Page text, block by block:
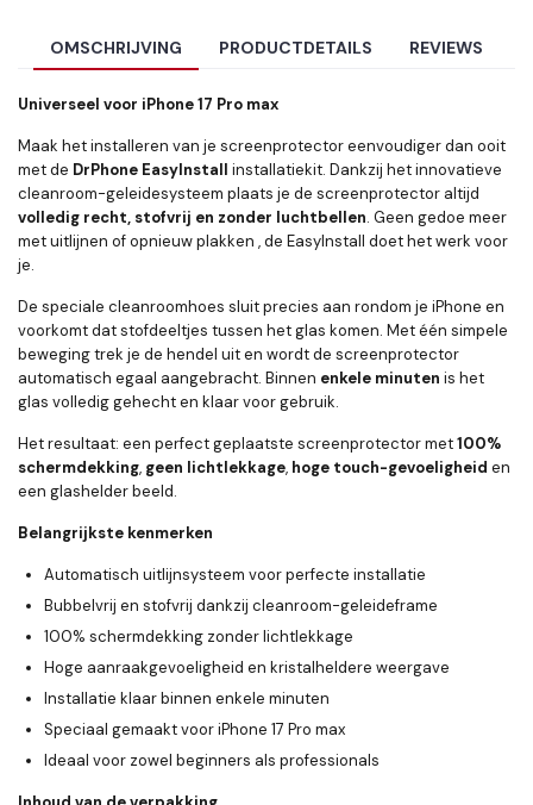
OMSCHRIJVING PRODUCTDETAILS REVIEWS
Universeel voor iPhone 17 Pro max
Maak het installeren van je screenprotector eenvoudiger dan ooit
met de DrPhone EasyInstall installatiekit. Dankzij het innovatieve
cleanroom-geleidesysteem plaats je de screenprotector altijd
volledig recht, stofvrij en zonder luchtbellen. Geen gedoe meer
met uitlijnen of opnieuw plakken , de EasyInstall doet het werk voor
je.
De speciale cleanroomhoes sluit precies aan rondom je iPhone en
voorkomt dat stofdeeltjes tussen het glas komen. Met één simpele
beweging trek je de hendel uit en wordt de screenprotector
automatisch egaal aangebracht. Binnen enkele minuten is het
glas volledig gehecht en klaar voor gebruik.
Het resultaat: een perfect geplaatste screenprotector met100%
schermdekking, geen lichtlekkage, hoge touch-gevoeligheid en
een glashelder beeld.
Belangrijkste kenmerken
Automatisch uitlijnsysteem voor perfecte installatie
Bubbelvrij en stofvrij dankzij cleanroom-geleideframe
100% schermdekking zonder lichtlekkage
Hoge aanraakgevoeligheid en kristalheldere weergave
Installatie klaar binnen enkele minuten
Speciaal gemaakt voor iPhone 17 Pro max
Ideaal voor zowel beginners als professionals